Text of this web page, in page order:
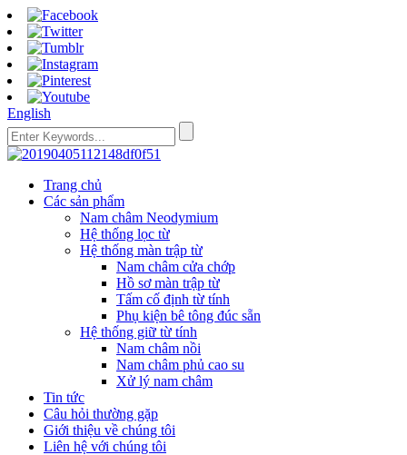
English
Trang chủ
Các sản phẩm
Nam châm Neodymium
Hệ thống lọc từ
Hệ thống màn trập từ
Nam châm cửa chớp
Hồ sơ màn trập từ
Tấm cố định từ tính
Phụ kiện bê tông đúc sẵn
Hệ thống giữ từ tính
Nam châm nồi
Nam châm phủ cao su
Xử lý nam châm
Tin tức
Câu hỏi thường gặp
Giới thiệu về chúng tôi
Liên hệ với chúng tôi